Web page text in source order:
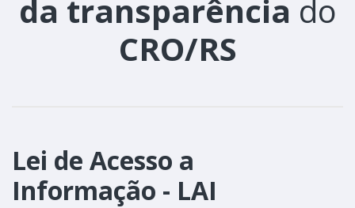
da transparência do
CRO/RS
Lei de Acesso a
Informação - LAI